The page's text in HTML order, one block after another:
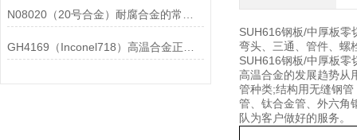
SUH616钢板/中厚板零
弯头、三通、管件、螺
SUH616钢板/中厚板
高温合金的发展趋势
管种类;结构用无缝钢
管、钛合金管、外六角
队为客户做好的服务。